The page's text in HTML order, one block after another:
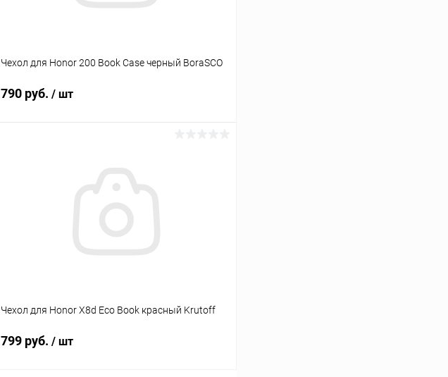
Чехол для Honor 200 Book Case черный BoraSCO
790 руб. / шт
Чехол для Honor X8d Eco Book красный Krutoff
799 руб. / шт